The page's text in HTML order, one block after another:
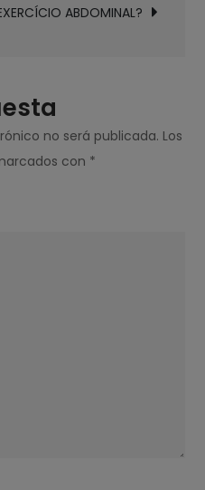
ABDOMINAL?
no será publicada. Los
con *